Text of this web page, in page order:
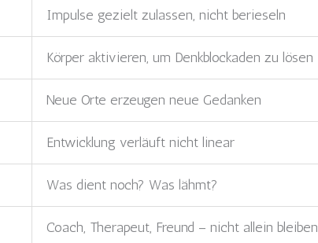
Impulse gezielt zulassen, nicht berieseln
Körper aktivieren, um Denkblockaden zu lösen
Neue Orte erzeugen neue Gedanken
Entwicklung verläuft nicht linear
Was dient noch? Was lähmt?
Coach, Therapeut, Freund – nicht allein bleiben